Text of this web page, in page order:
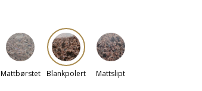
Mattbørstet Blankpolert Mattslipt